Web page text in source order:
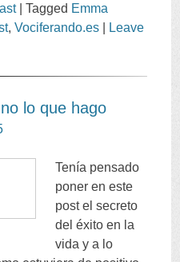
|Tagged Emma
,Vociferando.es
Leave
lo que hago
Tenía pensado
poner en este
post el secreto
del éxito en la
vida y a lo